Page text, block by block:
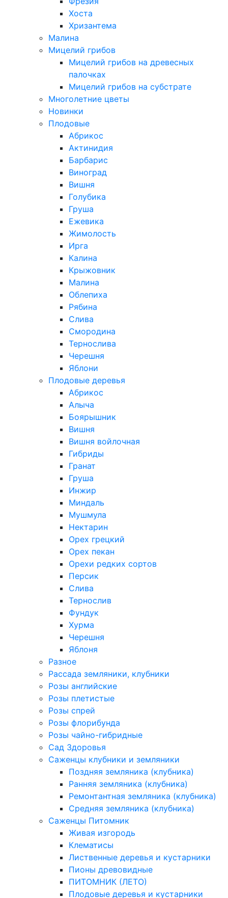
Хоста
Хризантема
Малина
Мицелий грибов
Мицелий грибов на древесных
палочках
Мицелий грибов на субстрате
Многолетние цветы
Новинки
Плодовые
Абрикос
Актинидия
Барбарис
Виноград
Вишня
Голубика
Груша
Ежевика
Жимолость
Ирга
Калина
Крыжовник
Малина
Облепиха
Рябина
Слива
Смородина
Тернослива
Черешня
Яблони
Плодовые деревья
Абрикос
Алыча
Боярышник
Вишня
Вишня войлочная
Гибриды
Гранат
Груша
Инжир
Миндаль
Мушмула
Нектарин
Орех грецкий
Орех пекан
Орехи редких сортов
Персик
Слива
Тернослив
Фундук
Хурма
Черешня
Яблоня
Разное
Рассада земляники, клубники
Розы английские
Розы плетистые
Розы спрей
Розы флорибунда
Розы чайно-гибридные
Сад Здоровья
Саженцы клубники и земляники
Поздняя земляника (клубника)
Ранняя земляника (клубника)
Ремонтантная земляника (клубника)
Средняя земляника (клубника)
Саженцы Питомник
Живая изгородь
Клематисы
Лиственные деревья и кустарники
Пионы древовидные
ПИТОМНИК (ЛЕТО)
Плодовые деревья и кустарники